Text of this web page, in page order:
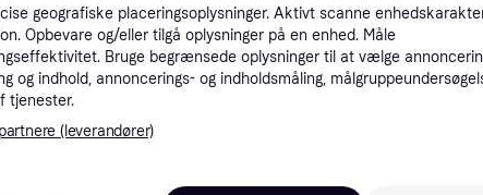
geografiske placeringsoplysninger. Aktivt scanne
Opbevare og/eller tilgå oplysninger på en enhed. Måle
Bruge begrænsede oplysninger til at vælge
og indhold, annoncerings- og indholdsmåling,
tjenester.
(leverandører)